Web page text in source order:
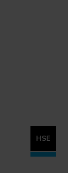
HSE